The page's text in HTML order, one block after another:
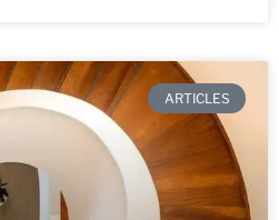
ARTICLES